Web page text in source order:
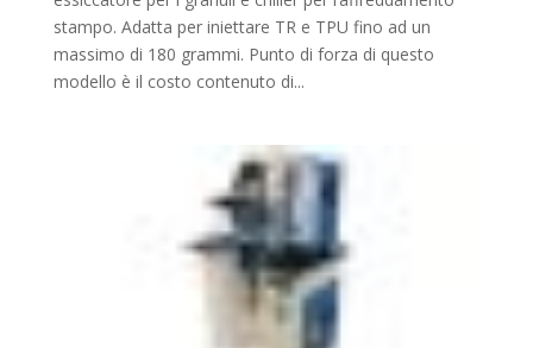
stampo. Adatta per iniettare TR e TPU fino ad un
massimo di 180 grammi. Punto di forza di questo
modello è il costo contenuto di...